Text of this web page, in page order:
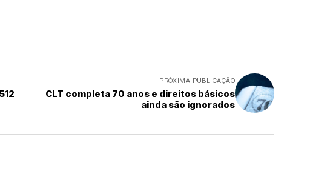
PRÓXIMA PUBLICAÇÃO
CLT completa 70 anos e direitos básicos
ainda são ignorados